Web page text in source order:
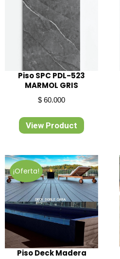
Piso SPC PDL-523
MARMOL GRIS
$ 60.000
View Product
¡Oferta!
Piso Deck Madera